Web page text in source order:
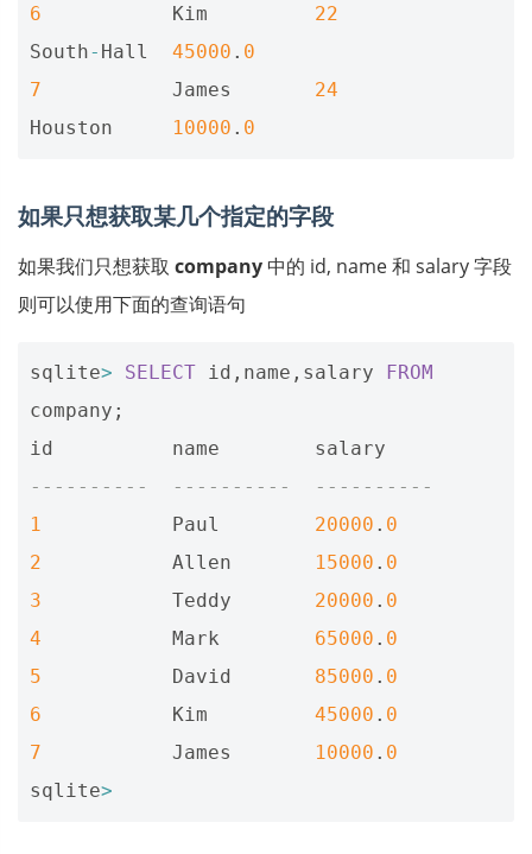
6 Kim
22
South- Hall 45000 . 0
7
James
24
Houston
10000 . 0
如果只想获取某几个指定的字段
如果我们只想获取 company 中的 id, name 和 salary 字段
则可以使用下面的查询语句
sqlite> SELECT id , name , salary
FROM
company ;
id
name
salary
----------  ----------  ----------
1
Paul 20000 . 0
2
Allen 15000 . 0
3
Teddy 20000 . 0
4
Mark 65000 . 0
5
David 85000 . 0
6
Kim 45000 . 0
7
James 10000 . 0
sqlite>